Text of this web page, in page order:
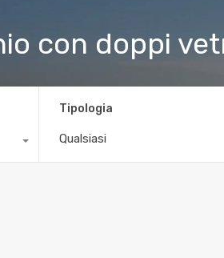
con doppi
Tipologia
Qualsiasi